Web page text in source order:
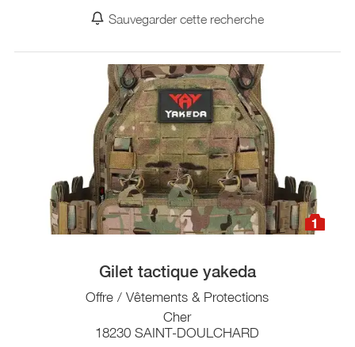
Sauvegarder cette recherche
1
Gilet tactique yakeda
Offre / Vêtements & Protections
Cher
18230 SAINT-DOULCHARD